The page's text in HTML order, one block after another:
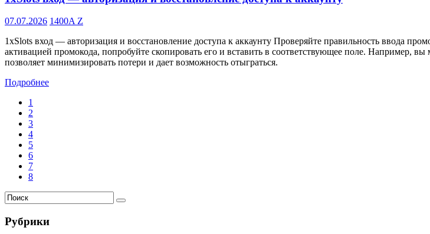
07.07.2026 1400A Z
1xSlots вход — авторизация и восстановление доступа к аккаунту Проверяйте правильность ввода
активацией промокода, попробуйте скопировать его и вставить в соответствующее поле. Например,
позволяет минимизировать потери и дает возможность отыграться.
Подробнее
1
2
3
4
5
6
7
8
Рубрики